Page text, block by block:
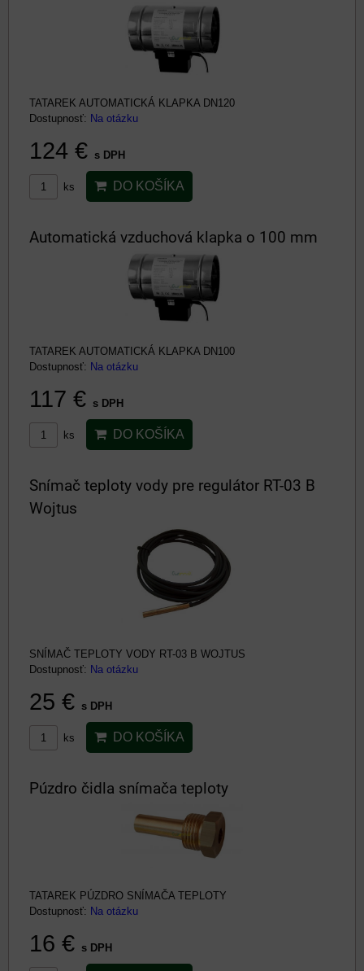
TATAREK AUTOMATICKÁ KLAPKA DN120
Dostupnosť: Na otázku
124 € s DPH
ks DO KOŠÍKA
Automatická vzduchová klapka o 100 mm
TATAREK AUTOMATICKÁ KLAPKA DN100
Dostupnosť: Na otázku
117 € s DPH
ks DO KOŠÍKA
Snímač teploty vody pre regulátor RT-03 B
Wojtus
SNÍMAČ TEPLOTY VODY RT-03 B WOJTUS
Dostupnosť: Na otázku
25 € s DPH
ks DO KOŠÍKA
Púzdro čidla snímača teploty
TATAREK PÚZDRO SNÍMAČA TEPLOTY
Dostupnosť: Na otázku
16 € s DPH